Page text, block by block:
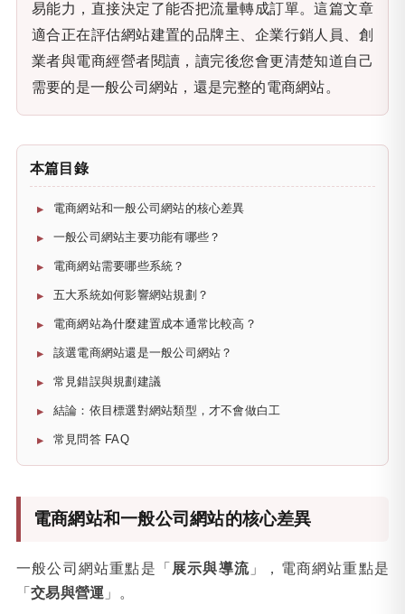
易能力，直接決定了能否把流量轉成訂單。這篇文章
適合正在評估網站建置的品牌主、企業行銷人員、創
業者與電商經營者閱讀，讀完後您會更清楚知道自己
需要的是一般公司網站，還是完整的電商網站。
本篇目錄
電商網站和一般公司網站的核心差異
一般公司網站主要功能有哪些？
電商網站需要哪些系統？
五大系統如何影響網站規劃？
電商網站為什麼建置成本通常比較高？
該選電商網站還是一般公司網站？
常見錯誤與規劃建議
結論：依目標選對網站類型，才不會做白工
常見問答 FAQ
電商網站和一般公司網站的核心差異
一般公司網站重點是「 展示與導流 」，電商網站重點是
「交易與營運 」。